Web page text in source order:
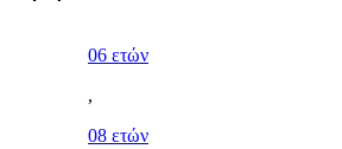
06 ετών
,
08 ετών